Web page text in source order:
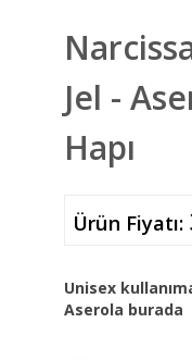
Jel -
Hapı
Ürün Fiyatı:
Unisex
Aserola burada